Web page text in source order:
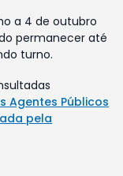
a 4 de outubro
permanecer até
turno.
Agentes Públicos
pela